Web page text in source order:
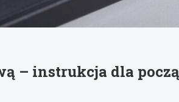
– instrukcja dla